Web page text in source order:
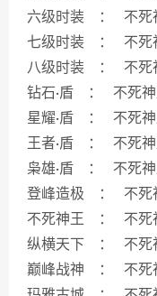
六级时装 ： 不死
七级时装 ： 不死
八级时装 ： 不死
钻石·盾 ： 不死神
星耀·盾 ： 不死
王者·盾 ： 不死
枭雄·盾 ： 不死
登峰造极 ： 不死
不死神王 ： 不死
纵横天下 ： 不死
巅峰战神 ： 不死